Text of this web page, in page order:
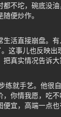
不坨，碗底没
便炒作。
活直接崩盘。
这事儿也反映
真实情况告诉大
练就手艺。他很
你情我愿，吃
宜，高端一点也